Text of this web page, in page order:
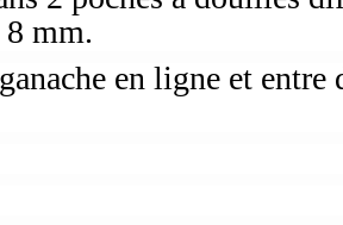
mm.
en ligne et entre